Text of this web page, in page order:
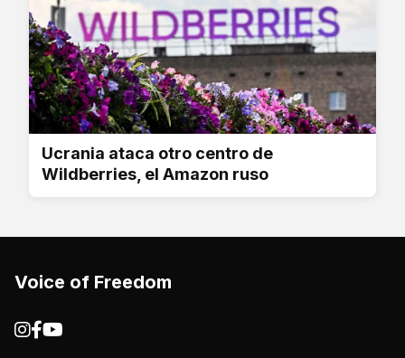
Ucrania ataca otro centro de
Wildberries, el Amazon ruso
Voice of Freedom